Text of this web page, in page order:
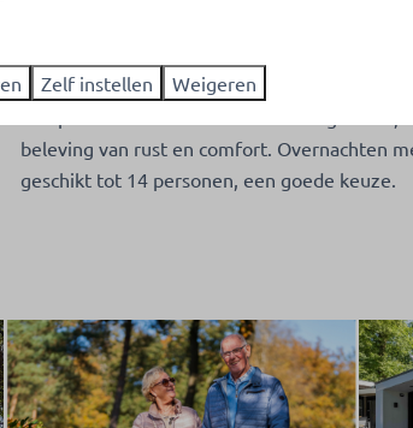
Tijdens uw overnachting op de Veluwe
boxspringbedden, een sfeervol ingerichte
ontspanning kunt u eenwoning met wellness
een plek reserveren in ons
beleving van rust en comfort. Overnachten
geschikt tot 14 personen, een goede keuze.
Zelf instellen Weigeren